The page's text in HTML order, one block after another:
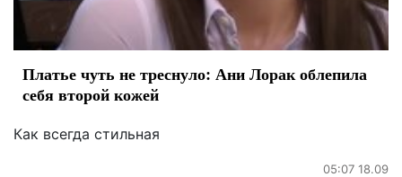
Платье чуть не треснуло: Ани Лорак облепила
себя второй кожей
Как всегда стильная
05:07 18.09